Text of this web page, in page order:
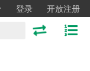
登录 开放注册